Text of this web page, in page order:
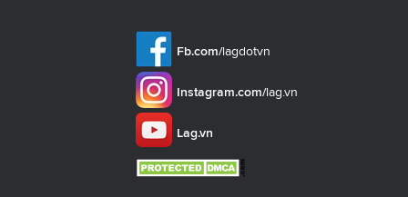
Fb.com/lagdotvn
Instagram.com/lag.vn
Lag.vn